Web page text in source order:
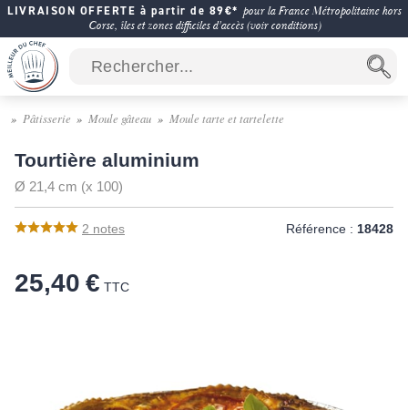
LIVRAISON OFFERTE à partir de 89€* pour la France Métropolitaine hors
Corse, îles et zones difficiles d'accès (voir conditions)
Pâtisserie Moule gâteau Moule tarte et tartelette
Tourtière aluminium
Ø 21,4 cm (x 100)
2 notes Référence : 18428
25,40 € TTC